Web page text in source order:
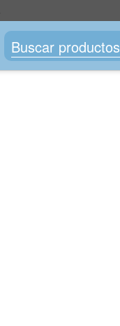
Buscar productos